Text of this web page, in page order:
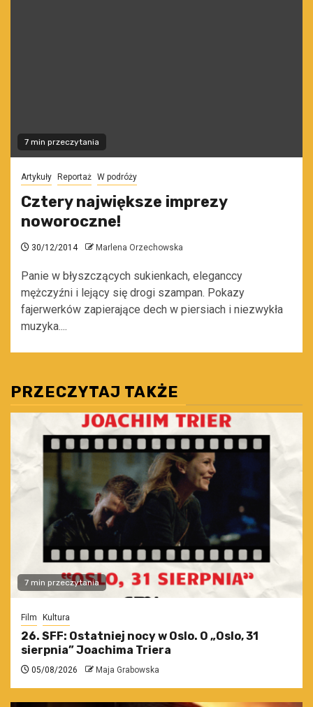
7 min przeczytania
Artykuły Reportaż W podróży
Cztery największe imprezy
noworoczne!
30/12/2014 Marlena Orzechowska
Panie w błyszczących sukienkach, eleganccy
mężczyźni i lejący się drogi szampan. Pokazy
fajerwerków zapierające dech w piersiach i niezwykła
muzyka....
PRZECZYTAJ TAKŻE
7 min przeczytania
Film Kultura
26. SFF: Ostatniej nocy w Oslo. O „Oslo, 31
sierpnia” Joachima Triera
05/08/2026 Maja Grabowska